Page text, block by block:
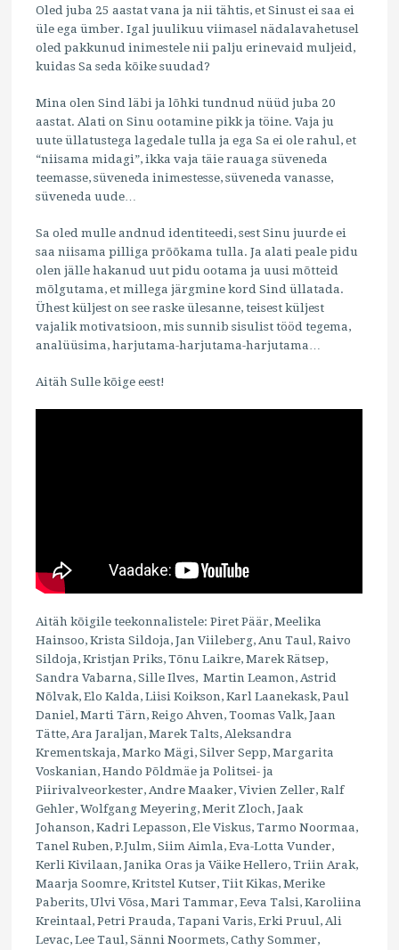
Oled juba 25 aastat vana ja nii tähtis, et Sinust ei saa ei
üle ega ümber. Igal juulikuu viimasel nädalavahetusel
oled pakkunud inimestele nii palju erinevaid muljeid,
kuidas Sa seda kõike suudad?
Mina olen Sind läbi ja lõhki tundnud nüüd juba 20
aastat. Alati on Sinu ootamine pikk ja töine. Vaja ju
uute üllatustega lagedale tulla ja ega Sa ei ole rahul, et
“niisama midagi”, ikka vaja täie rauaga süveneda
teemasse, süveneda inimestesse, süveneda vanasse,
süveneda uude…
Sa oled mulle andnud identiteedi, sest Sinu juurde ei
saa niisama pilliga prõõkama tulla. Ja alati peale pidu
olen jälle hakanud uut pidu ootama ja uusi mõtteid
mõlgutama, et millega järgmine kord Sind üllatada.
Ühest küljest on see raske ülesanne, teisest küljest
vajalik motivatsioon, mis sunnib sisulist tööd tegema,
analüüsima, harjutama-harjutama-harjutama…
Aitäh Sulle kõige eest!
Aitäh kõigile teekonnalistele: Piret Päär, Meelika
Hainsoo, Krista Sildoja, Jan Viileberg, Anu Taul, Raivo
Sildoja, Kristjan Priks, Tõnu Laikre, Marek Rätsep,
Sandra Vabarna, Sille Ilves, Martin Leamon, Astrid
Nõlvak, Elo Kalda, Liisi Koikson, Karl Laanekask, Paul
Daniel, Marti Tärn, Reigo Ahven, Toomas Valk, Jaan
Tätte, Ara Jaraljan, Marek Talts, Aleksandra
Krementskaja, Marko Mägi, Silver Sepp, Margarita
Voskanian, Hando Põldmäe ja Politsei- ja
Piirivalveorkester, Andre Maaker, Vivien Zeller, Ralf
Gehler, Wolfgang Meyering, Merit Zloch, Jaak
Johanson, Kadri Lepasson, Ele Viskus, Tarmo Noormaa,
Tanel Ruben, P.Julm, Siim Aimla, Eva-Lotta Vunder,
Kerli Kivilaan, Janika Oras ja Väike Hellero, Triin Arak,
Maarja Soomre, Kritstel Kutser, Tiit Kikas, Merike
Paberits, Ulvi Võsa, Mari Tammar, Eeva Talsi, Karoliina
Kreintaal, Petri Prauda, Tapani Varis, Erki Pruul, Ali
Levac, Lee Taul, Sänni Noormets, Cathy Sommer,